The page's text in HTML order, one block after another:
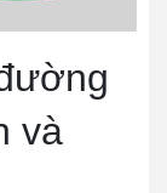
và